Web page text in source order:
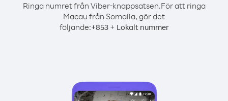
Ringa numret från Viber-knappsatsen.För att ringa
Macau från Somalia, gör det
följande:+853+ Lokalt nummer